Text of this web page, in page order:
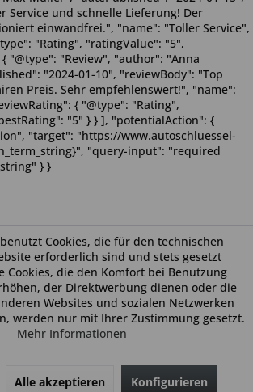
Cookies, die für den technischen
erforderlich sind und stets gesetzt
Cookies, die den Komfort bei Benutzung
der Direktwerbung dienen oder die
Websites und sozialen Netzwerken
werden nur mit Ihrer Zustimmung gesetzt.
Mehr Informationen
Alle akzeptieren Konfigurieren
Service und schnelle Lieferung! Der
einwandfrei.", "name": "Toller Service",
"Rating", "ratingValue": "5",
"@type": "Review", "author": "Anna
"2024-01-10", "reviewBody": "Top
Preis. Sehr empfehlenswert!", "name":
{ "@type": "Rating",
"5" } } ], "potentialAction": {
"target": "https://www.autoschluessel-
"query-input": "required
} }